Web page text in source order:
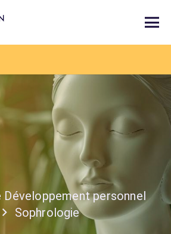
Développement personnel
Sophrologie